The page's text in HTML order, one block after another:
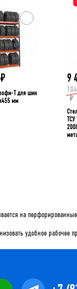
₽
Т для шин
мм
9
₽
ТСУ
на
удобное рабочее